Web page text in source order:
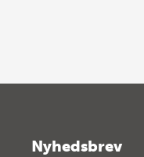
Nyhedsbrev